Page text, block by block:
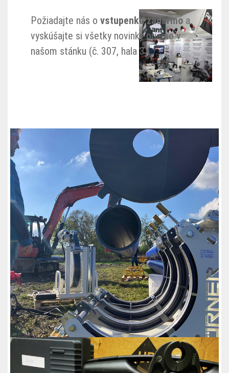
Požiadajte nás o vstupenku zadarmo a
vyskúšajte si všetky novinky priamo v
našom stánku (č. 307, hala 3).